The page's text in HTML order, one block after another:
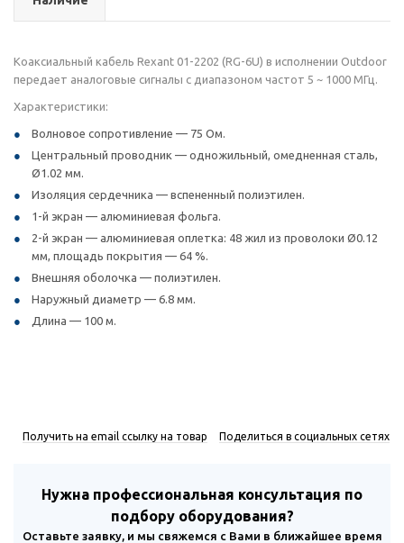
Коаксиальный кабель Rexant 01-2202 (RG-6U) в исполнении Outdoor
передает аналоговые сигналы с диапазоном частот 5 ~ 1000 МГц.
Характеристики:
Волновое сопротивление — 75 Ом.
Центральный проводник — одножильный, омедненная сталь,
Ø1.02 мм.
Изоляция сердечника — вспененный полиэтилен.
1-й экран — алюминиевая фольга.
2-й экран — алюминиевая оплетка: 48 жил из проволоки Ø0.12
мм, площадь покрытия — 64 %.
Внешняя оболочка — полиэтилен.
Наружный диаметр — 6.8 мм.
Длина — 100 м.
Получить на email ссылку на товар Поделиться в социальных сетях
Нужна профессиональная консультация по
подбору оборудования?
Оставьте заявку, и мы свяжемся с Вами в ближайшее время